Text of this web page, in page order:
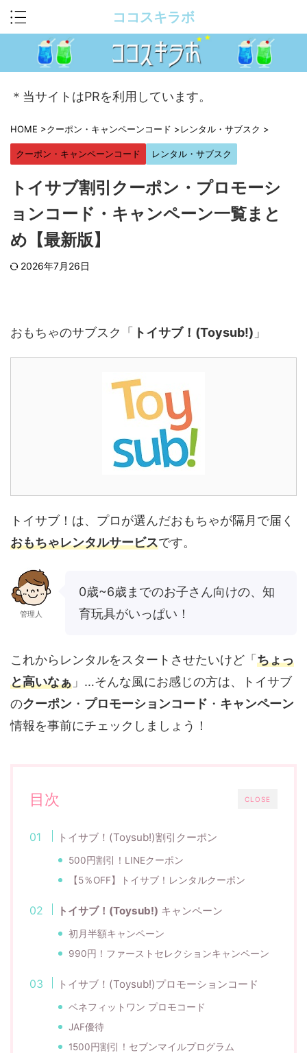
ココスキラボ
＊当サイトはPRを利用しています。
HOME >クーポン・キャンペーンコード >レンタル・サブスク >
クーポン・キャンペーンコード レンタル・サブスク
トイサブ割引クーポン・プロモーシ
ョンコード・キャンペーン一覧まと
め【最新版】
2026年7月26日
おもちゃのサブスク「 トイサブ！(Toysub!) 」
トイサブ！は、プロが選んだおもちゃが隔月で届く
おもちゃレンタルサービスです。
管理人
0歳~6歳までのお子さん向けの、知
育玩具がいっぱい！
これからレンタルをスタートさせたいけど「ちょっ
と高いなぁ 」…そんな風にお感じの方は、トイサブ
のクーポン ・ プロモーションコード ・ キャンペーン
情報を事前にチェックしましょう！
CLOSE
目次
トイサブ！(Toysub!)割引クーポン
500円割引！LINEクーポン
【5％OFF】トイサブ！レンタルクーポン
トイサブ！(Toysub!) キャンペーン
初月半額キャンペーン
990円！ファーストセレクションキャンペーン
トイサブ！(Toysub!)プロモーションコード
ベネフィットワン プロモコード
JAF優待
1500円割引！セブンマイルプログラム